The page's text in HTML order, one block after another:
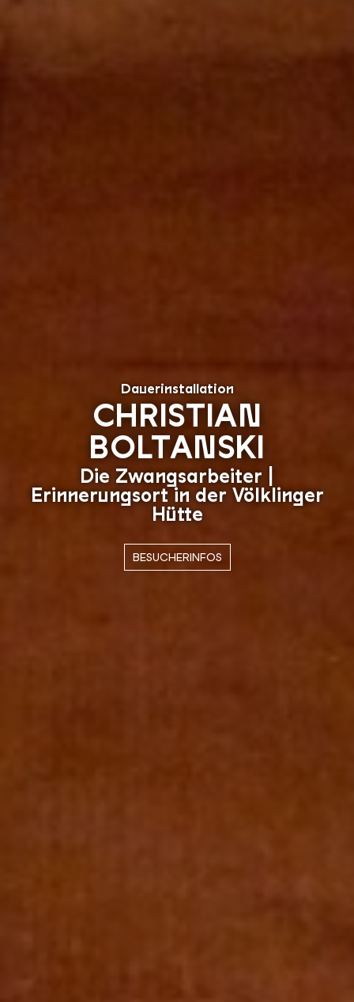
Dauerinstallation
CHRISTIAN
BOLTANSKI
Die Zwangsarbeiter |
Erinnerungsort in der Völklinger
Hütte
BESUCHERINFOS